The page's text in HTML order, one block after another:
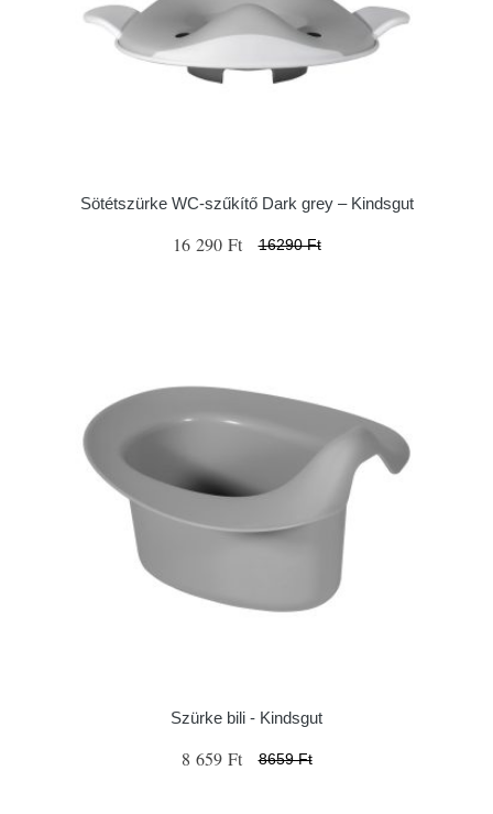
Sötétszürke WC-szűkítő Dark grey – Kindsgut
16 290 Ft 16290 Ft
Szürke bili - Kindsgut
8 659 Ft 8659 Ft